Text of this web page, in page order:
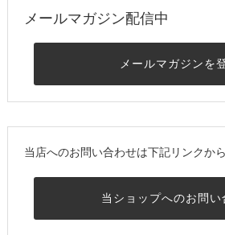
メールマガジン配信中
メールマガジンを
当店へのお問い合わせは下記リンクか
当ショップへのお問い